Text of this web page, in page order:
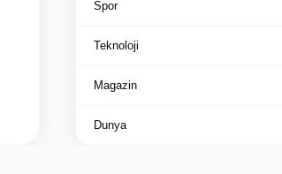
Spor
Teknoloji
Magazin
Dunya